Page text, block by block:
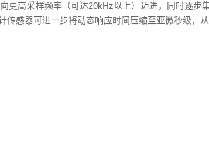
更高采样频率（可达20kHz以上）迈进，同时逐
感器可进一步将动态响应时间压缩至亚微秒级，